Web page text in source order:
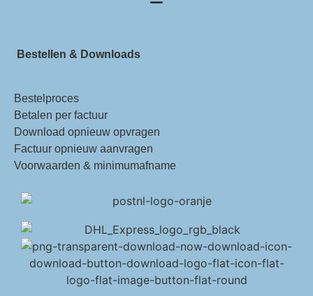
Bestellen & Downloads
Bestelproces
Betalen per factuur
Download opnieuw opvragen
Factuur opnieuw aanvragen
Voorwaarden & minimumafname